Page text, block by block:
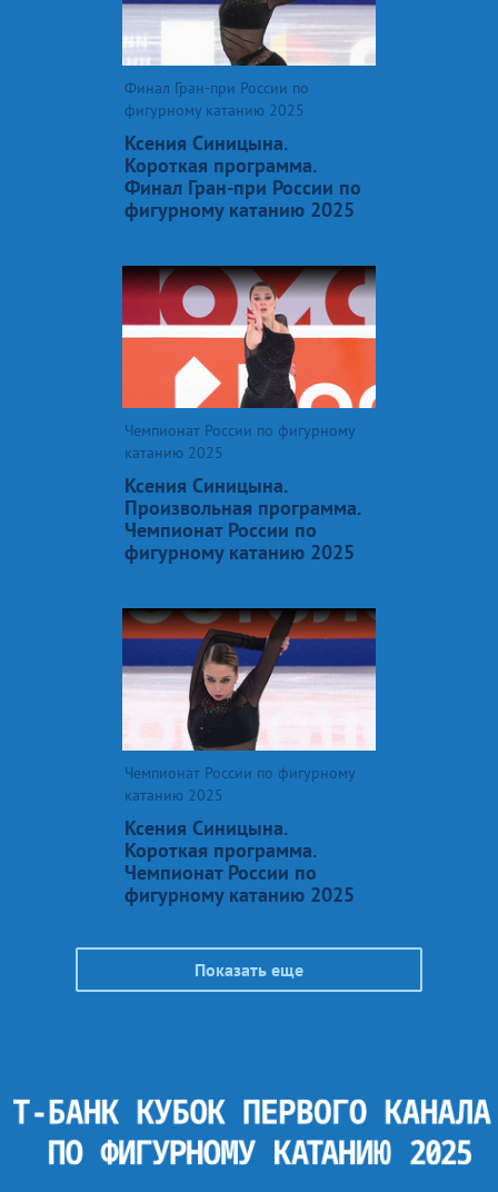
Финал Гран-при России по
фигурному катанию 2025
Ксения Синицына.
Короткая программа.
Финал Гран-при России по
фигурному катанию 2025
Чемпионат России по фигурному
катанию 2025
Ксения Синицына.
Произвольная программа.
Чемпионат России по
фигурному катанию 2025
Чемпионат России по фигурному
катанию 2025
Ксения Синицына.
Короткая программа.
Чемпионат России по
фигурному катанию 2025
Показать еще